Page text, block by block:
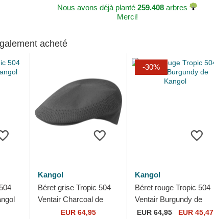
Nous avons déjà planté 259.408 arbres
Merci!
acheté
Kangol
Béret grise Tropic 504
Ventair Charcoal de
EUR 64,95
-30%
Kangol
Béret rouge Tropic 504
Ventair Burgundy de
Kangol
EUR64,95 EUR 45,47